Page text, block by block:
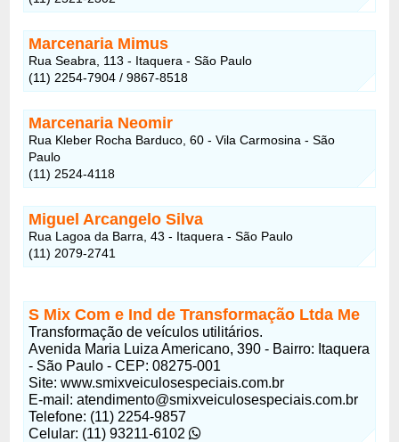
Marcenaria Mimus
Rua Seabra, 113 - Itaquera - São Paulo
(11) 2254-7904 / 9867-8518
Marcenaria Neomir
Rua Kleber Rocha Barduco, 60 - Vila Carmosina - São
Paulo
(11) 2524-4118
Miguel Arcangelo Silva
Rua Lagoa da Barra, 43 - Itaquera - São Paulo
(11) 2079-2741
S Mix Com e Ind de Transformação Ltda Me
Transformação de veículos utilitários.
Avenida Maria Luiza Americano, 390 - Bairro: Itaquera
- São Paulo - CEP: 08275-001
Site: www.smixveiculosespeciais.com.br
E-mail: atendimento@smixveiculosespeciais.com.br
Telefone: (11) 2254-9857
Celular: (11) 93211-6102